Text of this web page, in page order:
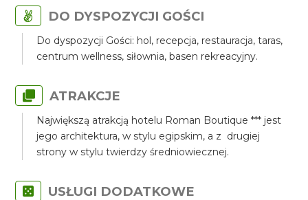
DO DYSPOZYCJI GOŚCI
Do dyspozycji Gości: hol, recepcja, restauracja, taras,
centrum wellness, siłownia, basen rekreacyjny.
ATRAKCJE
Największą atrakcją hotelu Roman Boutique *** jest
jego architektura, w stylu egipskim, a z drugiej
strony w stylu twierdzy średniowiecznej.
USŁUGI DODATKOWE